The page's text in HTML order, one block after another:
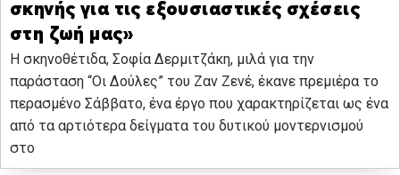
σκηνής για τις εξουσιαστικές σχέσεις
στη ζωή μας»
Η σκηνοθέτιδα, Σοφία Δερμιτζάκη, μιλά για την
παράσταση “Οι Δούλες” του Ζαν Ζενέ, έκανε πρεμιέρα το
περασμένο Σάββατο, ένα έργο που χαρακτηρίζεται ως ένα
από τα αρτιότερα δείγματα του δυτικού μοντερνισμού
στο